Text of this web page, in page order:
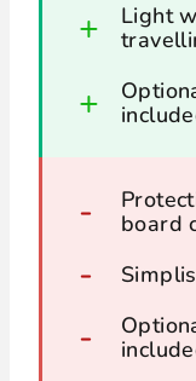
Light
board